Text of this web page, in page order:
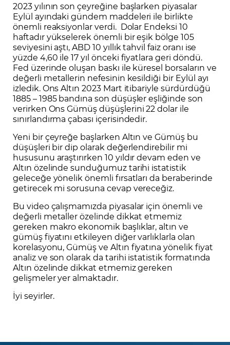
2023 yılının son çeyreğine başlarken piyasalar
Eylül ayındaki gündem maddeleri ile birlikte
önemli reaksiyonlar verdi. Dolar Endeksi 10
haftadır yükselerek önemli bir eşik bölge 105
seviyesini aştı, ABD 10 yıllık tahvil faiz oranı ise
yüzde 4,60 ile 17 yıl önceki fiyatlara geri döndü.
Fed üzerinde oluşan baskı ile küresel borsaların ve
değerli metallerin nefesinin kesildiği bir Eylül ayı
izledik. Ons Altın 2023 Mart itibariyle sürdürdüğü
1885 – 1985 bandına son düşüşler eşliğinde son
verirken Ons Gümüş düşüşlerini 22 dolar ile
sınırlandırma çabası içerisindedir.
Yeni bir çeyreğe başlarken Altın ve Gümüş bu
düşüşleri bir dip olarak değerlendirebilir mi
hususunu araştırırken 10 yıldır devam eden ve
Altın özelinde sunduğumuz tarihi istatistik
geleceğe yönelik önemli fırsatları da beraberinde
getirecek mi sorusuna cevap vereceğiz.
Bu video çalışmamızda piyasalar için önemli ve
değerli metaller özelinde dikkat etmemiz
gereken makro ekonomik başlıklar, altın ve
gümüş fiyatını etkileyen diğer varlıklarla olan
korelasyonu, Gümüş ve Altın fiyatına yönelik fiyat
analiz ve son olarak da tarihi istatistik formatında
Altın özelinde dikkat etmemiz gereken
gelişmeler yer almaktadır.
İyi seyirler.